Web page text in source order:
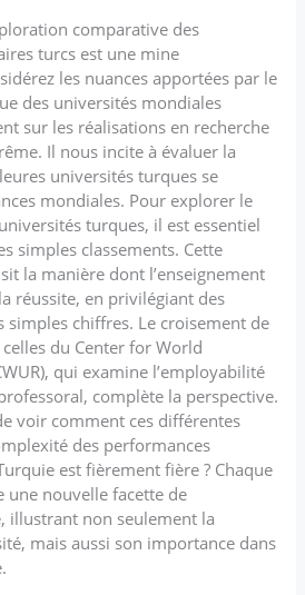
comparative des
turcs est une mine
les nuances apportées par le
des universités mondiales
sur les réalisations en recherche
Il nous incite à évaluer la
universités turques se
mondiales. Pour explorer le
turques, il est essentiel
simples classements. Cette
la manière dont l’enseignement
réussite, en privilégiant des
simples chiffres. Le croisement de
du Center for World
qui examine l’employabilité
complète la perspective.
voir comment ces différentes
des performances
est fièrement fière ? Chaque
une nouvelle facette de
illustrant non seulement la
mais aussi son importance dans